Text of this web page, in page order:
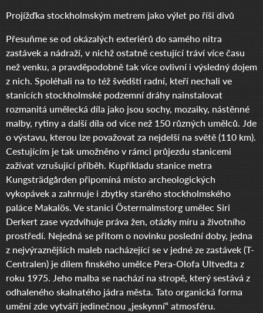
Projížďka stockholmským metrem jako výlet po říši divů
Přesuňme se od okázalých exteriérů do samého nitra
zastávek a nádraží, v nichž ostatně cestující tráví více času
než venku, a pravděpodobně tak více ovlivní i výsledný dojem
z nich. Spoléhali na to též švédští radní, kteří nechali ve
stanicích stockholmské podzemní dráhy nainstalovat
rozmanitá umělecká díla jako jsou sochy, mozaiky, nástěnné
malby, rytiny a další díla od více než 150 různých umělců. Jde
o výstavu, kterou lze považovat za nejdelší na světě (110 km).
Cestujícím je tak umožněno v rámci průjezdu stanicemi
zažívat vzrušující příběh. Kupříkladu stanice metra
Kungsträdgården připomíná místo archeologických
vykopávek a zahrnuje i zbytky starého stockholmského
paláce Makalös. Ve stanici Östermalmstorg umělec Siri
Derkert zase vyzdvihuje práva žen, otázky míru a životního
prostředí. Nejedná se přitom o novinku poslední doby, jedna
z nejvýraznějších maleb nacházející se v jedné ze zastávek (T-
Centralen) je dílem finského umělce Pera-Olofa Ultvedta z
roku 1975. Jeho malba se nachází na stropě, který sestává z
odhaleného skalnatého jádra města. Tato organická forma
umění zde vytváří jedinečnou „jeskynní“ atmosféru.